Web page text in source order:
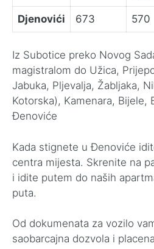
Djenovići 673 570
Iz Subotice preko Novog
magistralom do Užica,
Jabuka, Pljevalja, Žabljaka,
Kotorska), Kamenara, Bijele,
Đenoviće
Kada stignete u Đenoviće
centra mijesta. Skrenite na
i idite putem do naših
puta.
Od dokumenata za vozilo
saobarcajna dozvola i